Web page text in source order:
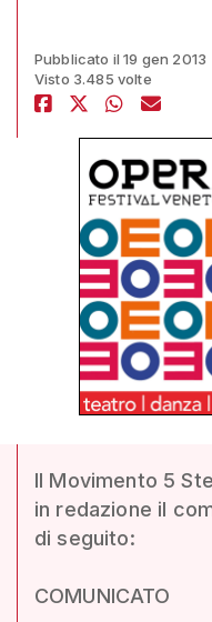
Pubblicato il 19 gen 2013
Visto 3.485 volte
Il Movimento 5
in redazione il
di seguito:
COMUNICATO